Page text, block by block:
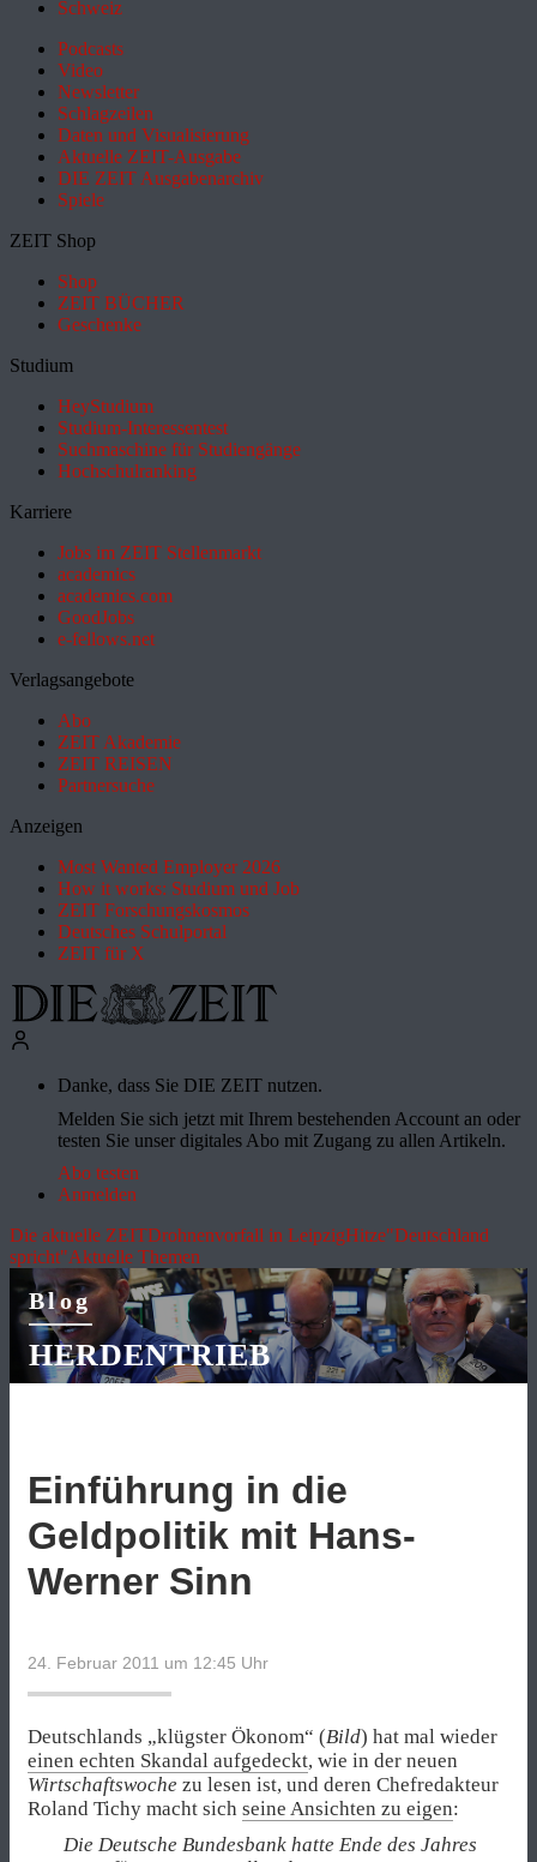
Schweiz
Podcasts
Video
Newsletter
Schlagzeilen
Daten und Visualisierung
Aktuelle ZEIT-Ausgabe
DIE ZEIT Ausgabenarchiv
Spiele
ZEIT Shop
Shop
ZEIT BÜCHER
Geschenke
Studium
HeyStudium
Studium-Interessentest
Suchmaschine für Studiengänge
Hochschulranking
Karriere
Jobs im ZEIT Stellenmarkt
academics
academics.com
GoodJobs
e-fellows.net
Verlagsangebote
Abo
ZEIT Akademie
ZEIT REISEN
Partnersuche
Anzeigen
Most Wanted Employer 2026
How it works: Studium und Job
ZEIT Forschungskosmos
Deutsches Schulportal
ZEIT für X
Danke, dass Sie DIE ZEIT nutzen.
Melden Sie sich jetzt mit Ihrem bestehenden Account an oder
testen Sie unser digitales Abo mit Zugang zu allen Artikeln.
Abo testen
Anmelden
Die aktuelle ZEITDrohnenvorfall in LeipzigHitze"Deutschland
spricht"Aktuelle Themen
Blog
HERDENTRIEB
Einführung in die
Geldpolitik mit Hans-
Werner Sinn
24. Februar 2011 um 12:45 Uhr
Deutschlands „klügster Ökonom“ (Bild) hat mal wieder
einen echten Skandal aufgedeckt, wie in der neuen
Wirtschaftswoche zu lesen ist, und deren Chefredakteur
Roland Tichy macht sich seine Ansichten zu eigen:
Die Deutsche Bundesbank hatte Ende des Jahres